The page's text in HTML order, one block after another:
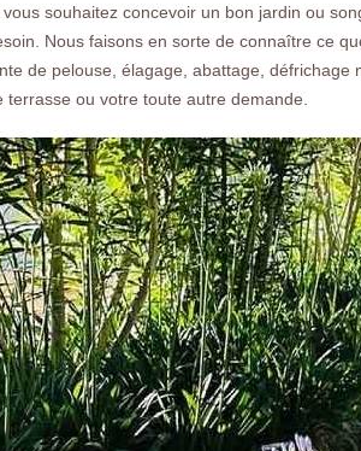
vous souhaitez concevoir un bon jardin ou
Nous faisons en sorte de connaître ce
de pelouse, élagage, abattage, défrichage
terrasse ou votre toute autre demande.